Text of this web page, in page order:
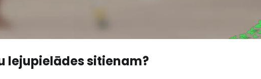
lejupielādes sitienam?